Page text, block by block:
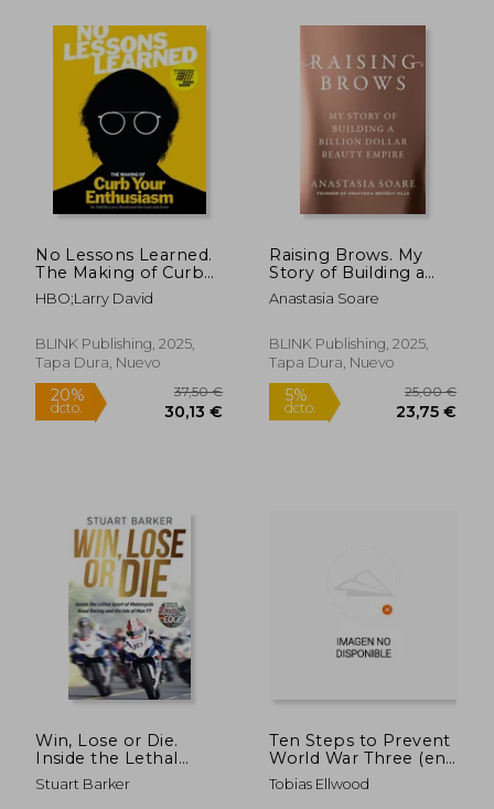
dcto. 23,75 € dcto.
5%
dcto. 10,68 €
5%
dcto.
No Lessons Learned.
The Making of Curb
Your Enthusiasm as
Told by Larry David
Crew (en Inglés)
HBO;Larry David
BLINK Publishing, 2025,
Tapa Dura, Nuevo
Raising Brows. My
Story of Building a
Billion-Dollar Beauty
Empire (en Inglés)
Anastasia Soare
BLINK Publishing, 2025,
Tapa Dura, Nuevo
Win, Lose or Die.
Inside the Lethal
Sport of Motorcycle
Road Racing and the
Stuart Barker
Ten Steps to Prevent
World War Three (en
Inglés)
Tobias Ellwood